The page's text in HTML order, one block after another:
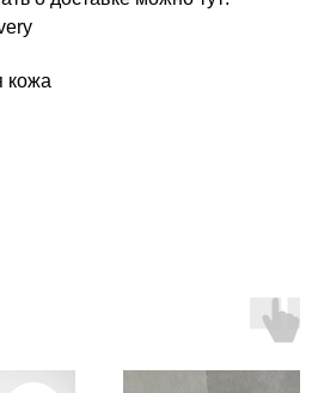
кожа